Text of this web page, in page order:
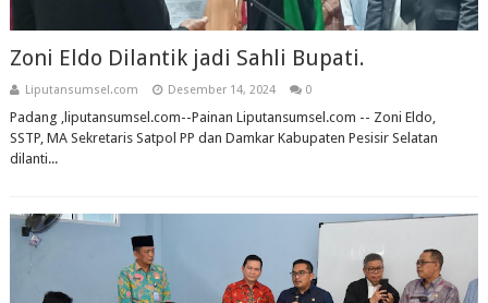
Zoni Eldo Dilantik jadi Sahli Bupati.
Liputansumsel.com Desember 14, 2024 0
Padang ,liputansumsel.com--Painan Liputansumsel.com -- Zoni Eldo,
SSTP, MA Sekretaris Satpol PP dan Damkar Kabupaten Pesisir Selatan
dilanti...